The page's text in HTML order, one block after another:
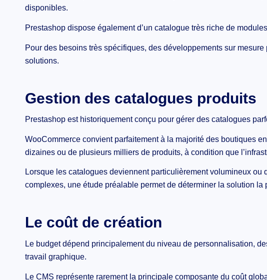
disponibles.
Prestashop dispose également d’un catalogue très riche de
Pour des besoins très spécifiques, des développements sur
solutions.
Gestion des catalogues produits
Prestashop est historiquement conçu pour gérer des catalogues
WooCommerce convient parfaitement à la majorité des boutiques
dizaines ou de plusieurs milliers de produits, à condition que
Lorsque les catalogues deviennent particulièrement volumineux ou
complexes, une étude préalable permet de déterminer la solution la
Le coût de création
Le budget dépend principalement du niveau de personnalisation,
travail graphique.
Le CMS représente rarement la principale composante du coût